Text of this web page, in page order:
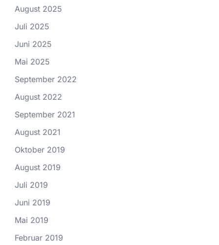
August 2025
Juli 2025
Juni 2025
Mai 2025
September 2022
August 2022
September 2021
August 2021
Oktober 2019
August 2019
Juli 2019
Juni 2019
Mai 2019
Februar 2019